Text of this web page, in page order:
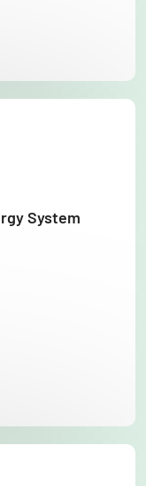
System